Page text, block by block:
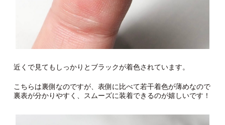
近くで見てもしっかりとブラックが着色されています。
こちらは裏側なのですが、表側に比べて若干着色が薄めなので
裏表が分かりやすく、スムーズに装着できるのが嬉しいです！